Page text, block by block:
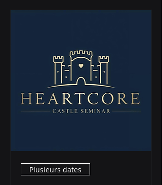
Plusieurs dates